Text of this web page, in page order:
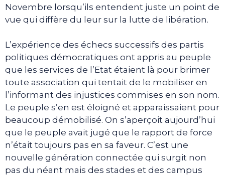
Novembre lorsqu’ils entendent juste un point de
vue qui diffère du leur sur la lutte de libération.
L’expérience des échecs successifs des partis
politiques démocratiques ont appris au peuple
que les services de l’Etat étaient là pour brimer
toute association qui tentait de le mobiliser en
l’informant des injustices commises en son nom.
Le peuple s’en est éloigné et apparaissaient pour
beaucoup démobilisé. On s’aperçoit aujourd’hui
que le peuple avait jugé que le rapport de force
n’était toujours pas en sa faveur. C’est une
nouvelle génération connectée qui surgit non
pas du néant mais des stades et des campus